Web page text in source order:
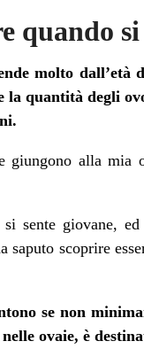
quando
molto dall’età
la quantità degli
giungono alla mia
sente giovane,
saputo scoprire
se non
ovaie, è